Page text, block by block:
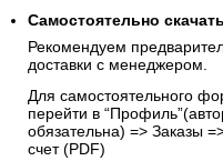
Самостоятельно скачать
Рекомендуем
доставки с менеджером.
Для самостоятельного
перейти в
обязательна) => Заказы
счет (PDF)